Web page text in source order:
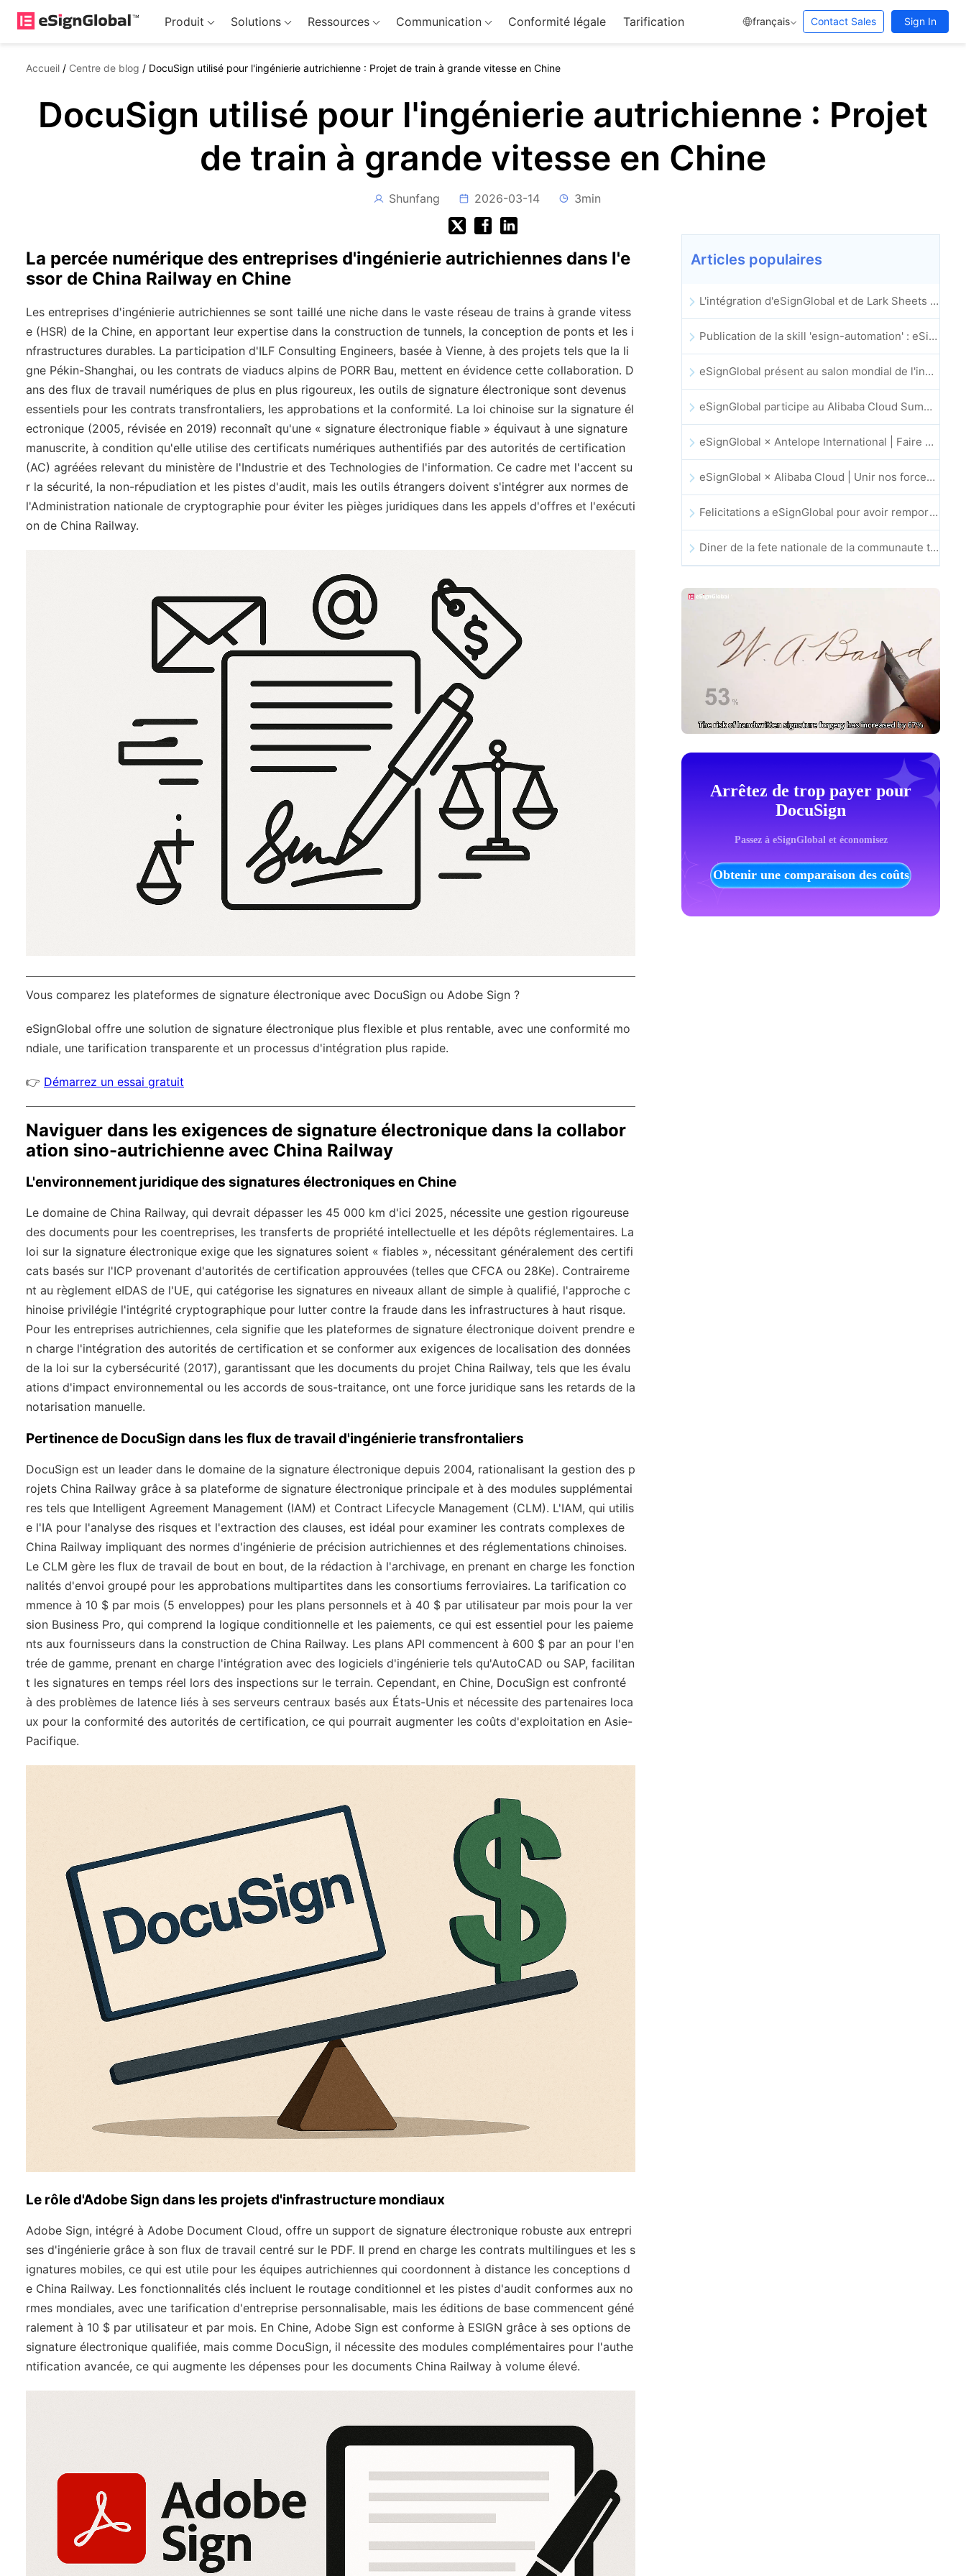
Produit Solutions Ressources Communication Conformité légale Tarification français Contact Sales Sign In
Accueil / Centre de blog / DocuSign utilisé pour l'ingénierie autrichienne : Projet de train à grande vitesse en Chine
DocuSign utilisé pour l'ingénierie autrichienne : Projet
de train à grande vitesse en Chine
Shunfang 2026-03-14 3min
La percée numérique des entreprises d'ingénierie autrichiennes dans l'e
ssor de China Railway en Chine
Les entreprises d'ingénierie autrichiennes se sont taillé une niche dans le vaste réseau de trains à grande vitess
e (HSR) de la Chine, en apportant leur expertise dans la construction de tunnels, la conception de ponts et les i
nfrastructures durables. La participation d'ILF Consulting Engineers, basée à Vienne, à des projets tels que la li
gne Pékin-Shanghai, ou les contrats de viaducs alpins de PORR Bau, mettent en évidence cette collaboration. D
ans des flux de travail numériques de plus en plus rigoureux, les outils de signature électronique sont devenus
essentiels pour les contrats transfrontaliers, les approbations et la conformité. La loi chinoise sur la signature él
ectronique (2005, révisée en 2019) reconnaît qu'une « signature électronique fiable » équivaut à une signature
manuscrite, à condition qu'elle utilise des certificats numériques authentifiés par des autorités de certification
(AC) agréées relevant du ministère de l'Industrie et des Technologies de l'information. Ce cadre met l'accent su
r la sécurité, la non-répudiation et les pistes d'audit, mais les outils étrangers doivent s'intégrer aux normes de
l'Administration nationale de cryptographie pour éviter les pièges juridiques dans les appels d'offres et l'exécuti
on de China Railway.
Vous comparez les plateformes de signature électronique avec DocuSign ou Adobe Sign ?
eSignGlobal offre une solution de signature électronique plus flexible et plus rentable, avec une conformité mo
ndiale, une tarification transparente et un processus d'intégration plus rapide.
👉 Démarrez un essai gratuit
Naviguer dans les exigences de signature électronique dans la collabor
ation sino-autrichienne avec China Railway
L'environnement juridique des signatures électroniques en Chine
Le domaine de China Railway, qui devrait dépasser les 45 000 km d'ici 2025, nécessite une gestion rigoureuse
des documents pour les coentreprises, les transferts de propriété intellectuelle et les dépôts réglementaires. La
loi sur la signature électronique exige que les signatures soient « fiables », nécessitant généralement des certifi
cats basés sur l'ICP provenant d'autorités de certification approuvées (telles que CFCA ou 28Ke). Contraireme
nt au règlement eIDAS de l'UE, qui catégorise les signatures en niveaux allant de simple à qualifié, l'approche c
hinoise privilégie l'intégrité cryptographique pour lutter contre la fraude dans les infrastructures à haut risque.
Pour les entreprises autrichiennes, cela signifie que les plateformes de signature électronique doivent prendre e
n charge l'intégration des autorités de certification et se conformer aux exigences de localisation des données
de la loi sur la cybersécurité (2017), garantissant que les documents du projet China Railway, tels que les évalu
ations d'impact environnemental ou les accords de sous-traitance, ont une force juridique sans les retards de la
notarisation manuelle.
Pertinence de DocuSign dans les flux de travail d'ingénierie transfrontaliers
DocuSign est un leader dans le domaine de la signature électronique depuis 2004, rationalisant la gestion des p
rojets China Railway grâce à sa plateforme de signature électronique principale et à des modules supplémentai
res tels que Intelligent Agreement Management (IAM) et Contract Lifecycle Management (CLM). L'IAM, qui utilis
e l'IA pour l'analyse des risques et l'extraction des clauses, est idéal pour examiner les contrats complexes de
China Railway impliquant des normes d'ingénierie de précision autrichiennes et des réglementations chinoises.
Le CLM gère les flux de travail de bout en bout, de la rédaction à l'archivage, en prenant en charge les fonction
nalités d'envoi groupé pour les approbations multipartites dans les consortiums ferroviaires. La tarification co
mmence à 10 $ par mois (5 enveloppes) pour les plans personnels et à 40 $ par utilisateur par mois pour la ver
sion Business Pro, qui comprend la logique conditionnelle et les paiements, ce qui est essentiel pour les paieme
nts aux fournisseurs dans la construction de China Railway. Les plans API commencent à 600 $ par an pour l'en
trée de gamme, prenant en charge l'intégration avec des logiciels d'ingénierie tels qu'AutoCAD ou SAP, facilitan
t les signatures en temps réel lors des inspections sur le terrain. Cependant, en Chine, DocuSign est confronté
à des problèmes de latence liés à ses serveurs centraux basés aux États-Unis et nécessite des partenaires loca
ux pour la conformité des autorités de certification, ce qui pourrait augmenter les coûts d'exploitation en Asie-
Pacifique.
Le rôle d'Adobe Sign dans les projets d'infrastructure mondiaux
Adobe Sign, intégré à Adobe Document Cloud, offre un support de signature électronique robuste aux entrepri
ses d'ingénierie grâce à son flux de travail centré sur le PDF. Il prend en charge les contrats multilingues et les s
ignatures mobiles, ce qui est utile pour les équipes autrichiennes qui coordonnent à distance les conceptions d
e China Railway. Les fonctionnalités clés incluent le routage conditionnel et les pistes d'audit conformes aux no
rmes mondiales, avec une tarification d'entreprise personnalisable, mais les éditions de base commencent géné
ralement à 10 $ par utilisateur et par mois. En Chine, Adobe Sign est conforme à ESIGN grâce à ses options de
signature électronique qualifiée, mais comme DocuSign, il nécessite des modules complémentaires pour l'authe
ntification avancée, ce qui augmente les dépenses pour les documents China Railway à volume élevé.
Articles populaires
L'intégration d'eSignGlobal et de Lark Sheets est officiellement lancée : automatisation complète de la signature et de l'archivage des contrats électroniques
Publication de la skill 'esign-automation' : eSignGlobal permet a OpenClaw d'automatiser les signatures electroniques
eSignGlobal présent au salon mondial de l'innovation GIS 2025
eSignGlobal participe au Alibaba Cloud Summit 2025 a Hong Kong pour faire progresser l'innovation cloud portee par l'IA et la confiance numerique
eSignGlobal × Antelope International | Faire progresser des flux de travail numeriques securises et guides par l'IA
eSignGlobal × Alibaba Cloud | Unir nos forces pour renforcer la confiance numerique mondiale dans la fintech
Felicitations a eSignGlobal pour avoir remporte le prix CAHK STAR 2025
Diner de la fete nationale de la communaute technologique et de l’innovation de Hong Kong
Arrêtez de trop payer pour
DocuSign
Passez à eSignGlobal et économisez
Obtenir une comparaison des coûts